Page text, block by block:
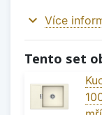
expand_more Více
Tento set